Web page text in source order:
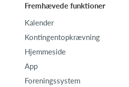
Fremhævede funktioner
Kalender
Kontingentopkrævning
Hjemmeside
App
Foreningssystem